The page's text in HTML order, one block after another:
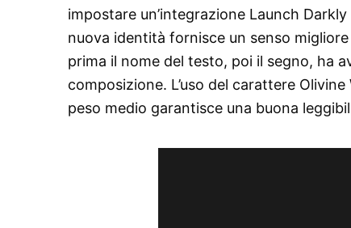
impostare un’integrazione Launch
nuova identità fornisce un senso migliore
prima il nome del testo, poi il segno, ha
composizione. L’uso del carattere
peso medio garantisce una buona